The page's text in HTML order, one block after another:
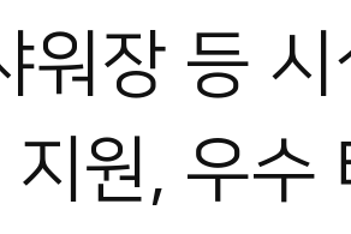
워장 등
지원, 우수